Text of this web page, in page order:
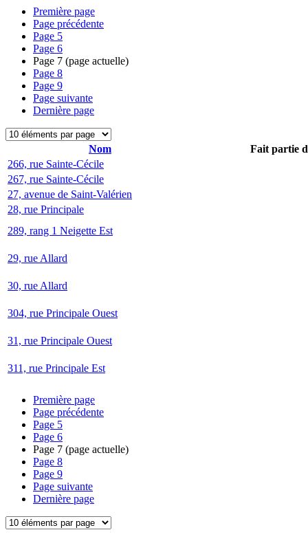
Première page
Page précédente
Page 5
Page 6
Page 7 (page actuelle)
Page 8
Page 9
Page suivante
Dernière page
Nom
Fait partie
266, rue Sainte-Cécile
267, rue Sainte-Cécile
27, avenue de Saint-Valérien
28, rue Principale
289, rang 1 Neigette Est
29, rue Allard
30, rue Allard
304, rue Principale Ouest
31, rue Principale Ouest
311, rue Principale Est
Première page
Page précédente
Page 5
Page 6
Page 7 (page actuelle)
Page 8
Page 9
Page suivante
Dernière page